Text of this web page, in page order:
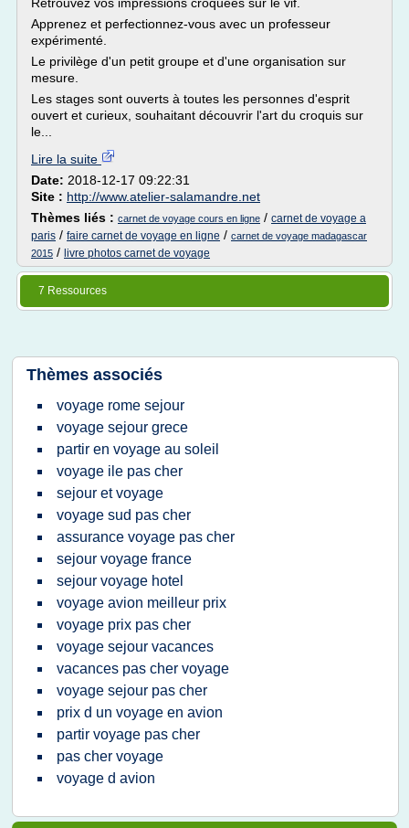
Apprenez et perfectionnez-vous avec un professeur
expérimenté.
Le privilège d'un petit groupe et d'une organisation sur
mesure.
Les stages sont ouverts à toutes les personnes d'esprit
ouvert et curieux, souhaitant découvrir l'art du croquis sur
le...
Lire la suite
Date: 2018-12-17 09:22:31
Site : http://www.atelier-salamandre.net
Thèmes liés : carnet de voyage cours en ligne / carnet de voyage a
paris / faire carnet de voyage en ligne / carnet de voyage madagascar
2015 / livre photos carnet de voyage
7 Ressources
Thèmes associés
voyage rome sejour
voyage sejour grece
partir en voyage au soleil
voyage ile pas cher
sejour et voyage
voyage sud pas cher
assurance voyage pas cher
sejour voyage france
sejour voyage hotel
voyage avion meilleur prix
voyage prix pas cher
voyage sejour vacances
vacances pas cher voyage
voyage sejour pas cher
prix d un voyage en avion
partir voyage pas cher
pas cher voyage
voyage d avion